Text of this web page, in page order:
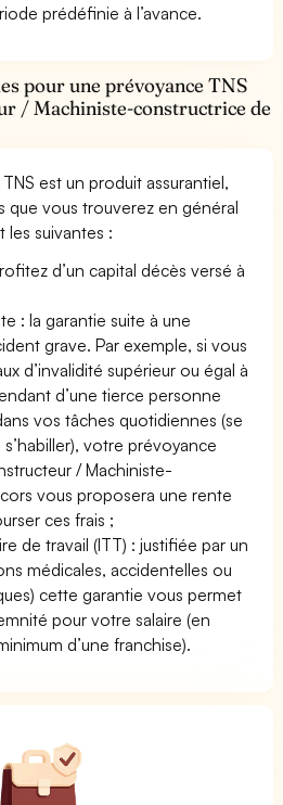
prédéfinie à l’avance.
pour une prévoyance TNS
/ Machiniste-constructrice de
est un produit assurantiel,
que vous trouverez en général
suivantes :
d’un capital décès versé à
: la garantie suite à une
grave. Par exemple, si vous
d’invalidité supérieur ou égal à
d’une tierce personne
vos tâches quotidiennes (se
votre prévoyance
/ Machiniste-
vous proposera une rente
ces frais ;
de travail (ITT) : justifiée par un
médicales, accidentelles ou
cette garantie vous permet
pour votre salaire (en
d’une franchise).